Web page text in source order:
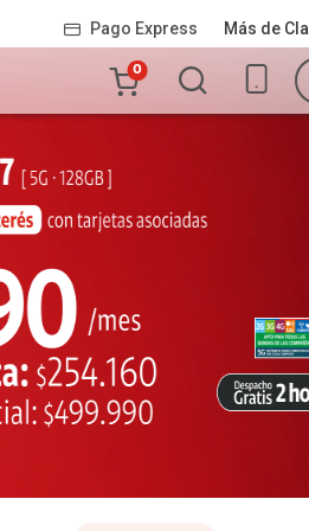
Pago Express Más de
Carro
la
0